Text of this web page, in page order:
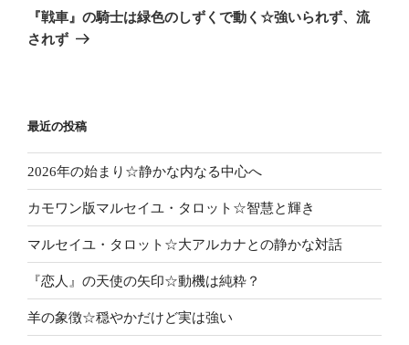
ゲ
ー
の
投
『戦車』の騎士は緑色のしずくで動く☆強いられず、流
されず
最近の投稿
2026年の始まり☆静かな内なる中心へ
カモワン版マルセイユ・タロット☆智慧と輝き
マルセイユ・タロット☆大アルカナとの静かな対話
『恋人』の天使の矢印☆動機は純粋？
羊の象徴☆穏やかだけど実は強い